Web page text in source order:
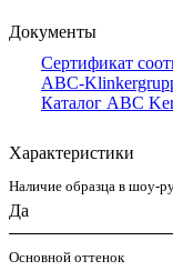
Документы
Сертификат
ABC-
Каталог ABC
Характеристики
Наличие образца в шоу-
Да
Основной оттенок